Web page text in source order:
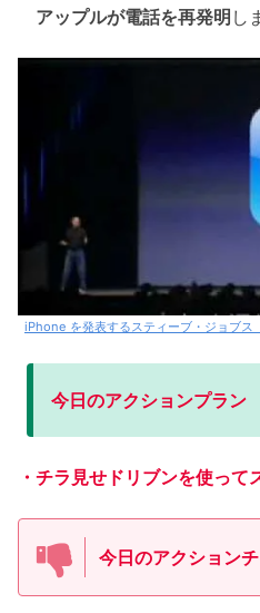
アップルが電話を再発明 し
iPhone を発表するスティーブ・ジョブス
今日のアクションプラン
・チラ見せドリブンを使って
今日のアクション